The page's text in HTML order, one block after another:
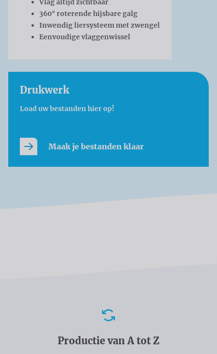
Vlag altijd zichtbaar
360° roterende hijsbare galg
Inwendig liersysteem met zwengel
Eenvoudige vlaggenwissel
Drukwerk
Load uw bestanden hier op!
Maak je bestanden klaar
Productie van A tot Z